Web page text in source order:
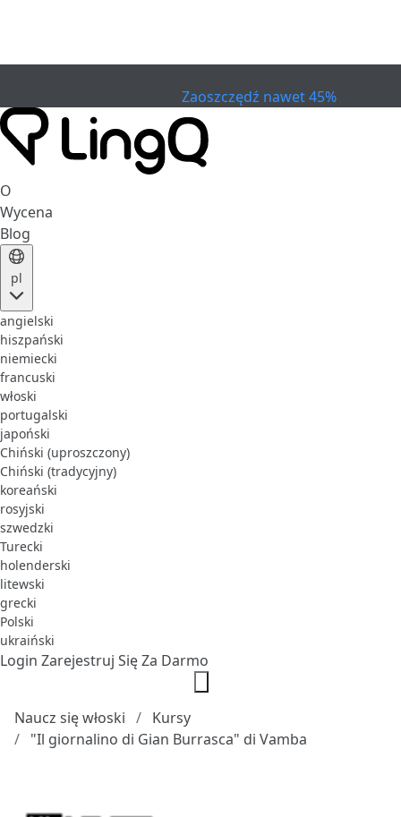
Zaoszczędź nawet 45%
O
Wycena
Blog
pl
angielski
hiszpański
niemiecki
francuski
włoski
portugalski
japoński
Chiński (uproszczony)
Chiński (tradycyjny)
koreański
rosyjski
szwedzki
Turecki
holenderski
litewski
grecki
Polski
ukraiński
Login Zarejestruj Się Za Darmo
Naucz się włoski
Kursy
"Il giornalino di Gian Burrasca" di Vamba